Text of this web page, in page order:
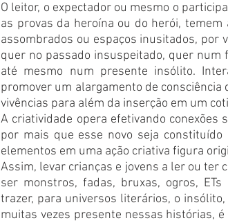
O leitor, o expectador ou mesmo o
as provas da heroína ou do herói,
assombrados ou espaços inusitados, por
quer no passado insuspeitado, quer num
até mesmo num presente insólito.
promover um alargamento de
vivências para além da inserção em um
A criatividade opera efetivando conexões
por mais que esse novo seja
elementos em uma ação criativa figura
Assim, levar crianças e jovens a ler ou ter
ser monstros, fadas, bruxas, ogros,
trazer, para universos literários, o
muitas vezes presente nessas histórias,